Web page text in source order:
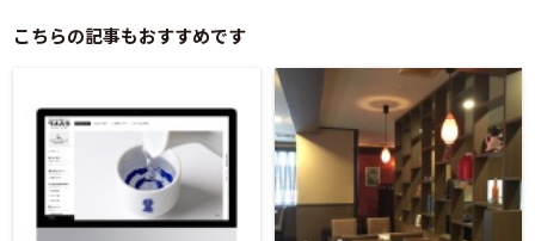
こちらの記事もおすすめです